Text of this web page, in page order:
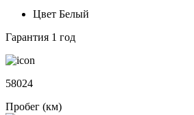
Цвет Белый
Гарантия 1 год
58024
Пробег (км)